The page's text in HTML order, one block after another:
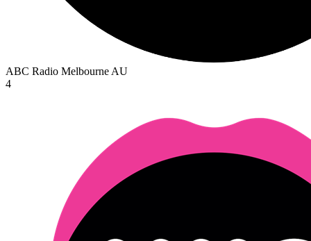
ABC Radio Melbourne AU
4